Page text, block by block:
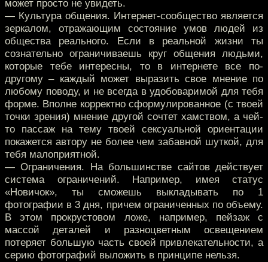
может просто не увидеть.
— Культура общения. Интернет-сообщество является
зеркалом, отражающим состояние умов людей из
общества реального. Если в реальной жизни ты
сознательно ограничиваешь круг общения людьми,
которые тебе интересны, то в интернете все по-
другому – каждый может выразить свое мнение по
любому поводу, и не всегда в удобоваримой для тебя
форме. Вполне корректно сформулированное (с твоей
точки зрения) мнение другой сочтет хамством, а чей-
то пассаж на тему твоей сексуальной ориентации
покажется автору не более чем забавной шуткой, для
тебя малоприятной.
— Ограничения. На большинстве сайтов действует
система ограничений. Например, имея статус
«Новичок», ты сможешь выкладывать по 1
фотографии в 3 дня, причем ограниченных по объему.
В этом прокрустовом ложе, например, пейзаж с
массой деталей и разноцветным освещением
потеряет большую часть своей привлекательности, а
серию фотографий выложить в принципе нельзя.